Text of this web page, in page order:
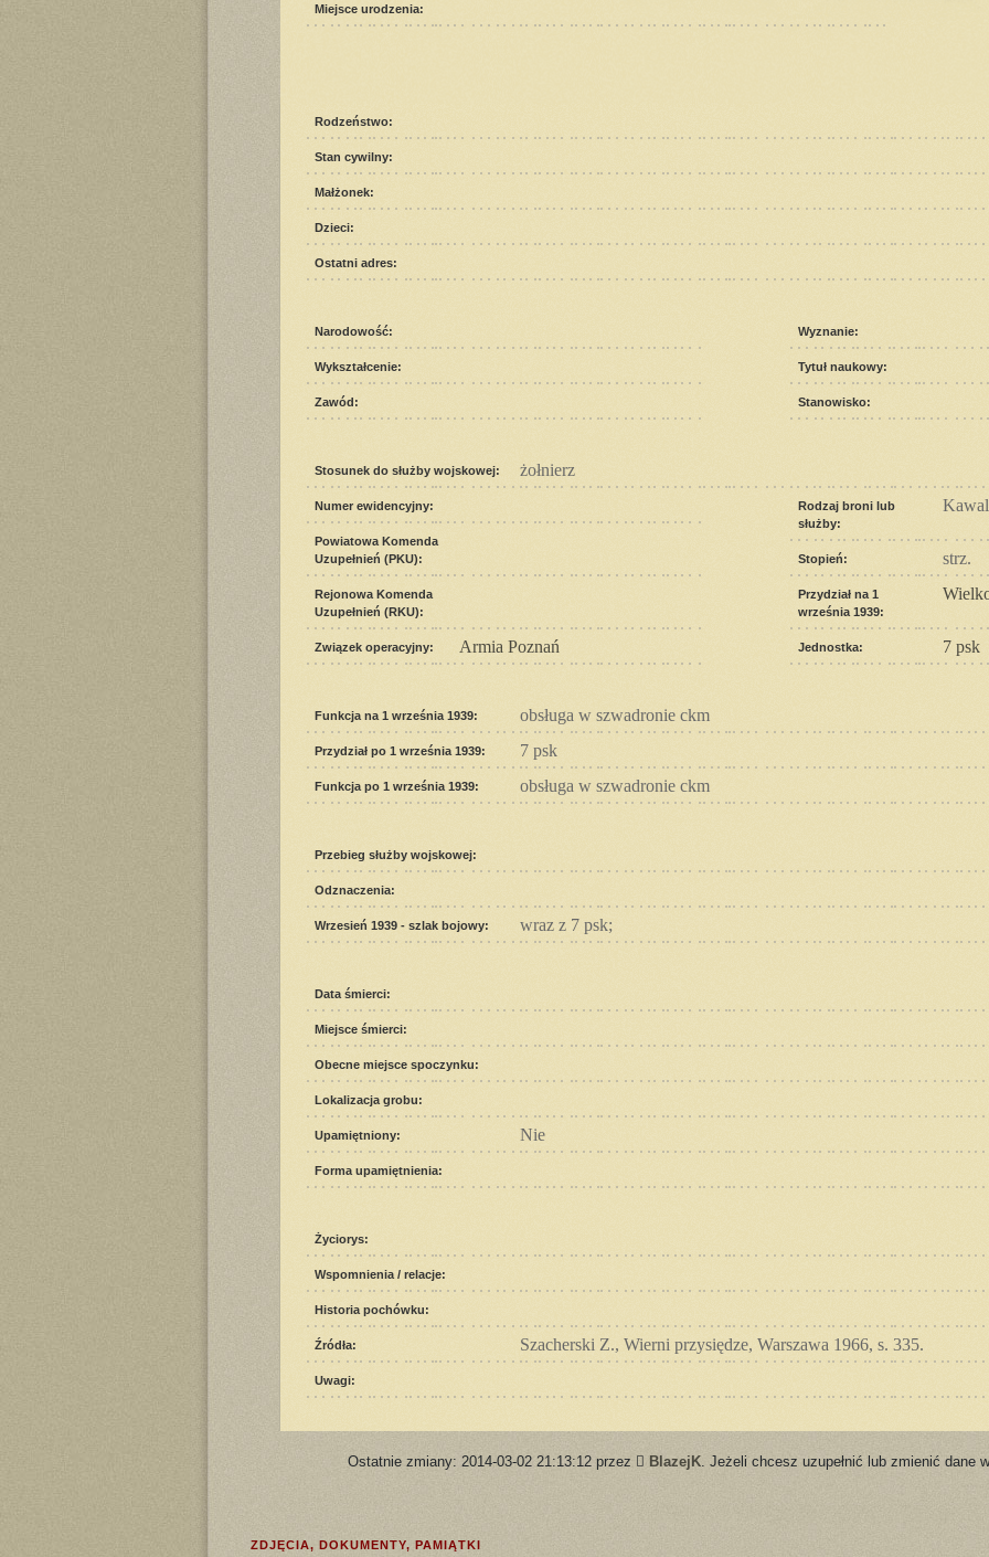
Miejsce urodzenia:
Rodzeństwo:
Stan cywilny:
Małżonek:
Dzieci:
Ostatni adres:
Narodowość:
Wykształcenie:
Zawód:
Wyznanie:
Tytuł naukowy:
Stanowisko:
Stosunek do służby wojskowej: żołnierz
Numer ewidencyjny:
Powiatowa Komenda
Uzupełnień (PKU):
Rejonowa Komenda
Uzupełnień (RKU):
Związek operacyjny: Armia Poznań
Rodzaj broni lub
służby:
Stopień: strz.
Przydział na 1
września 1939:
Jednostka: 7 psk
Funkcja na 1 września 1939: obsługa w szwadronie ckm
Przydział po 1 września 1939: 7 psk
Funkcja po 1 września 1939: obsługa w szwadronie ckm
Przebieg służby wojskowej:
Odznaczenia:
Wrzesień 1939 - szlak bojowy: wraz z 7 psk;
Data śmierci:
Miejsce śmierci:
Obecne miejsce spoczynku:
Lokalizacja grobu:
Upamiętniony: Nie
Forma upamiętnienia:
Życiorys:
Wspomnienia / relacje:
Historia pochówku:
Źródła: Szacherski Z., Wierni przysiędze, Warszawa 1966, s. 335.
Uwagi:
Ostatnie zmiany: 2014-03-02 21:13:12 przez BlazejK. Jeżeli chcesz uzupełnić lub zmienić dane
ZDJĘCIA, DOKUMENTY, PAMIĄTKI